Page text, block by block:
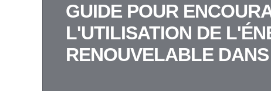
GUIDE POUR
L'UTILISATION DE
RENOUVELABLE